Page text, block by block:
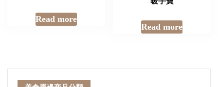
Read more
Read more